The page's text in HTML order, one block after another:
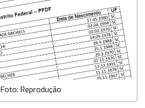
Foto: Reprodução